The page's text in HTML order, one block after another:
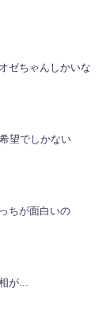
ゼちゃんしかいな
望でしかない
ちが面白いの
が...